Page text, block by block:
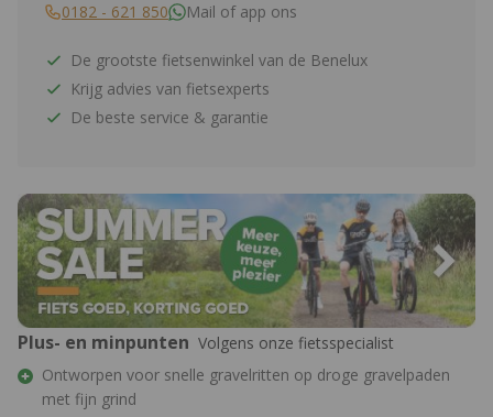
0182 - 621 850
Mail of app ons
De grootste fietsenwinkel van de Benelux
Krijg advies van fietsexperts
De beste service & garantie
Plus- en minpunten Volgens onze fietsspecialist
Ontworpen voor snelle gravelritten op droge gravelpaden
met fijn grind